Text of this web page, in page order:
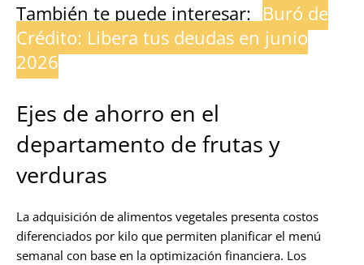
También te puede interesar: Buró de
Crédito: Libera tus deudas en junio
2026
Ejes de ahorro en el
departamento de frutas y
verduras
La adquisición de alimentos vegetales presenta costos
diferenciados por kilo que permiten planificar el menú
semanal con base en la optimización financiera. Los